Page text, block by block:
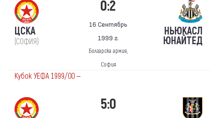
ЦСКА
(СОФИЯ)
0:2
16 Сентябрь
1999 г.
Болгарска армия,
София
НЬЮКАСЛ
ЮНАЙТЕД
Кубок УЕФА 1999/00 —
5:0